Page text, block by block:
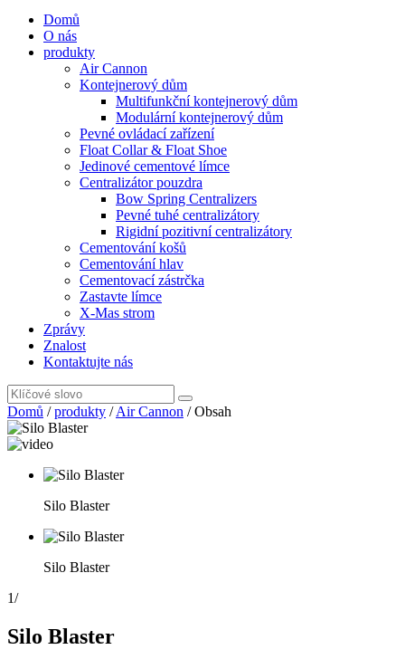
Domů
O nás
produkty
Air Cannon
Kontejnerový dům
Multifunkční kontejnerový dům
Modulární kontejnerový dům
Pevné ovládací zařízení
Float Collar & Float Shoe
Jedinové cementové límce
Centralizátor pouzdra
Bow Spring Centralizers
Pevné tuhé centralizátory
Rigidní pozitivní centralizátory
Cementování košů
Cementování hlav
Cementovací zástrčka
Zastavte límce
X-Mas strom
Zprávy
Znalost
Kontaktujte nás
Domů /produkty /Air Cannon /Obsah
Silo Blaster
Silo Blaster
1/
Silo Blaster